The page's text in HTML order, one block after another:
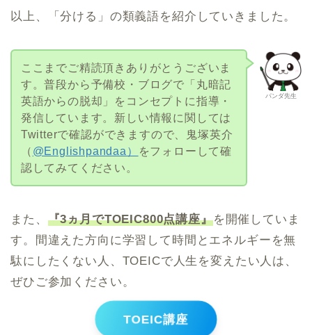
以上、「分ける」の類義語を紹介していきました。
パンダ先生
ここまでご精読頂きありがとうございま
す。普段から予備校・ブログで「丸暗記
英語からの脱却」をコンセプトに指導・
発信しています。新しい情報に関しては
Twitterで確認ができますので、鬼塚英介
（ @Englishpandaa）
をフォローして確
認してみてください。
また、 『3ヵ月でTOEIC800点講座』を開催していま
す。間違えた方向に学習して時間とエネルギーを無
駄にしたくない人、TOEICで人生を変えたい人は、
ぜひご参加ください。
TOEIC講座